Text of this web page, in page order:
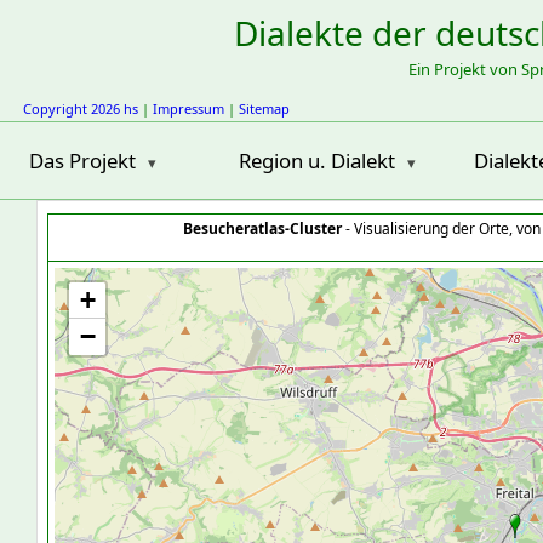
Dialekte der
Ein Projekt von
Copyright 2026 hs | Impressum | Sitemap
Das Projekt Region u. Dialekt
Besucheratlas-Cluster- Visualisierung der Orte,
+
−